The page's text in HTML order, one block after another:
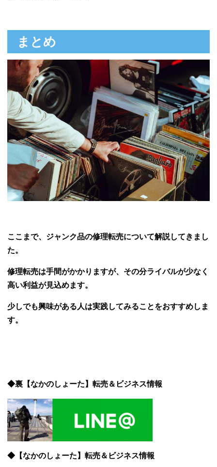
まとめ
ここまで、ジャンク品の修理転売について解説してきまし
た。
修理転売は手間がかかりますが、その分ライバルが少なく
高い利益が見込めます。
少しでも興味がある人は実践してみることをおすすめしま
す。
◆裏【なかのしょーた】転売＆ビジネス情報
◆【なかのしょーた】転売＆ビジネス情報